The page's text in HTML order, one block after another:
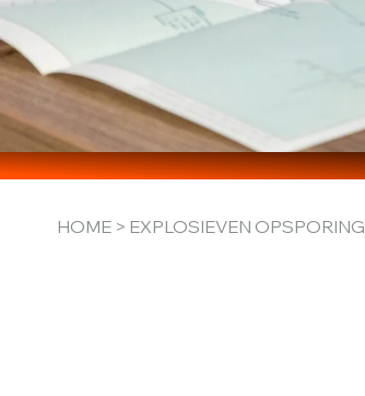
HOME > EXPLOSIEVEN OPSPORING